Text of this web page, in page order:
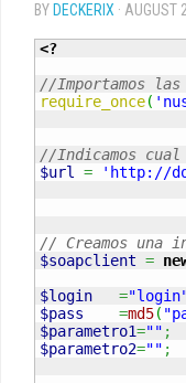
BY DECKERIX · AUGUST
<?
//Importamos las
require_once(
//Indicamos
$url
= 'http://
// Creamos una
$soapclient =
$login
=
$pass
=md5(
$parametro1="" ;
$parametro2="" ;